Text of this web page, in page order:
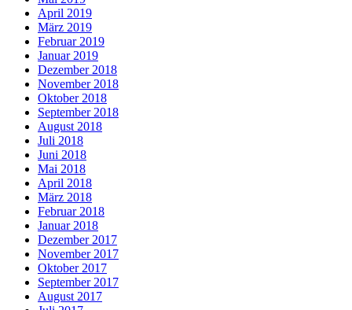
April 2019
März 2019
Februar 2019
Januar 2019
Dezember 2018
November 2018
Oktober 2018
September 2018
August 2018
Juli 2018
Juni 2018
Mai 2018
April 2018
März 2018
Februar 2018
Januar 2018
Dezember 2017
November 2017
Oktober 2017
September 2017
August 2017